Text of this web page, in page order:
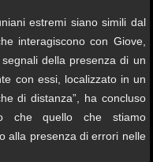
estremi siano simili dal
interagiscono con Giove,
della presenza di un
con essi, localizzato in un
di distanza”, ha concluso
che quello che stiamo
alla presenza di errori nelle